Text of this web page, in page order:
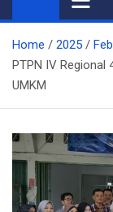
Home 2025
PTPN IV Regional
UMKM